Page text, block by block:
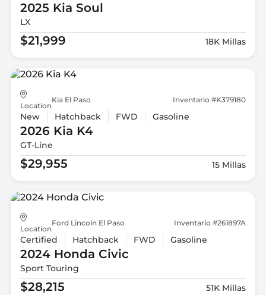
2025 Kia Soul
LX
$21,999 18K Millas
Location
Kia El Paso Inventario #K379180
New Hatchback FWD Gasoline
2026 Kia K4
GT-Line
$29,955 15 Millas
Location
Ford Lincoln El Paso Inventario #261897A
Certified Hatchback FWD Gasoline
2024 Honda Civic
Sport Touring
$28,215 51K Millas